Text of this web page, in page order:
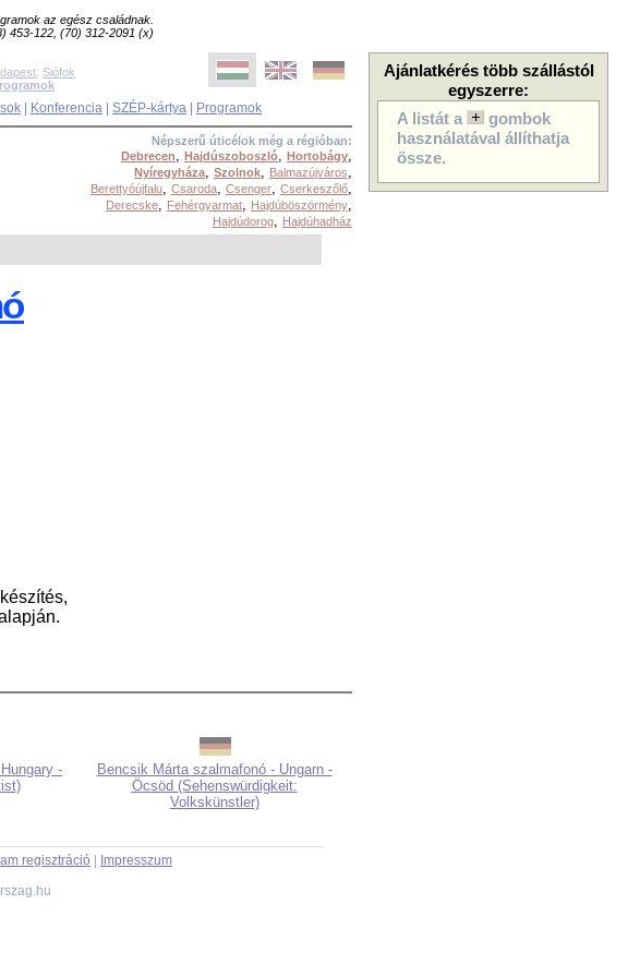
az egész családnak.
453-122, (70) 312-2091 (x)
Ajánlatkérés több szállástól
egyszerre:
A listát a
gombok
használatával állíthatja
össze.
Siófok
Konferencia SZÉP-kártya Programok
Népszerű úticélok még a régióban:
Debrecen, Hajdúszoboszló, Hortobágy,
Nyíregyháza, Szolnok, Balmazújváros,
Berettyóújfalu, Csaroda, Csenger, Cserkeszőlő,
Derecske, Fehérgyarmat, Hajdúböszörmény,
Hajdúdorog, Hajdúhadház
-
Bencsik Márta szalmafonó - Ungarn -
Öcsöd (Sehenswürdigkeit:
Volkskünstler)
regisztráció
Impresszum